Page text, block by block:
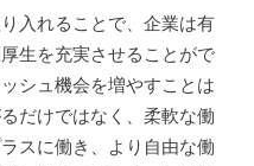
入れることで、企業は有
生を充実させることがで
シュ機会を増やすことは
だけではなく、柔軟な働
スに働き、より自由な働